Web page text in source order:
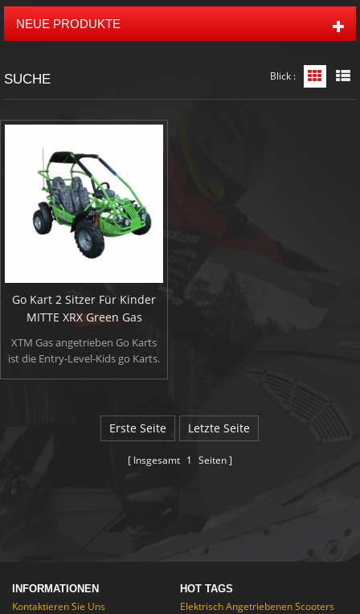
NEUE PRODUKTE
SUCHE Blick : Grid-
Go Kart 2 Sitzer Für Kinder
MITTE XRX Green Gas
XTM Gas angetrieben Go Karts
ist die Entry-Level-Kids go Karts.
entworfen in unserem Geist
können angehen Steilufer und
Hänge zu dicken schlammigen
Erste Seite Letzte Seite
Insgesamt 1 Seiten
INFORMATIONEN
Kontaktieren Sie Uns
HOT TAGS
Elektrisch Angetriebenen Scooters